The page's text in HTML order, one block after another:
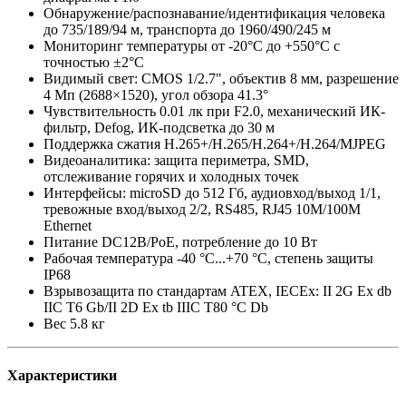
Обнаружение/распознавание/идентификация человека
до 735/189/94 м, транспорта до 1960/490/245 м
Мониторинг температуры от -20°C до +550°C с
точностью ±2°C
Видимый свет: CMOS 1/2.7", объектив 8 мм, разрешение
4 Мп (2688×1520), угол обзора 41.3°
Чувствительность 0.01 лк при F2.0, механический ИК-
фильтр, Defog, ИК-подсветка до 30 м
Поддержка сжатия H.265+/H.265/H.264+/H.264/MJPEG
Видеоаналитика: защита периметра, SMD,
отслеживание горячих и холодных точек
Интерфейсы: microSD до 512 Гб, аудиовход/выход 1/1,
тревожные вход/выход 2/2, RS485, RJ45 10M/100M
Ethernet
Питание DC12В/PoE, потребление до 10 Вт
Рабочая температура -40 °C...+70 °C, степень защиты
IP68
Взрывозащита по стандартам ATEX, IECEx: II 2G Ex db
IIC T6 Gb/II 2D Ex tb IIIC T80 °C Db
Вес 5.8 кг
Характеристики